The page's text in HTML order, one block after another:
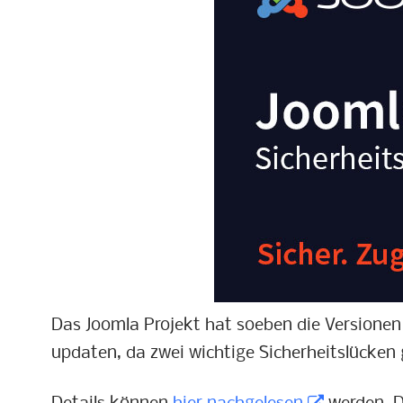
Das Joomla Projekt hat soeben die
updaten, da zwei wichtige Sicherheitslücken